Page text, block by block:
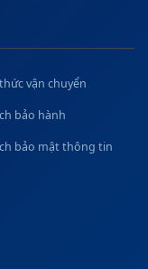
vận chuyển
bảo hành
bảo mật thông tin